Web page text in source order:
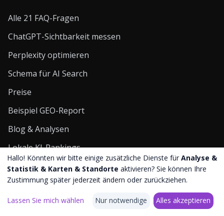
Alle 21 FAQ-Fragen
ChatGPT-Sichtbarkeit messen
Perplexity optimieren
Schema für AI Search
Preise
Beispiel GEO-Report
Blog & Analysen
Lokale KI-Rankings
Kontakt
Schliemannstr. 23
Hallo! Könnten wir bitte einige zusätzliche Dienste für Analyse &
Statistik & Karten & Standorte aktivieren? Sie können Ihre
Zustimmung später jederzeit ändern oder zurückziehen.
Lassen Sie mich wählen Nur notwendige Alles akzeptieren